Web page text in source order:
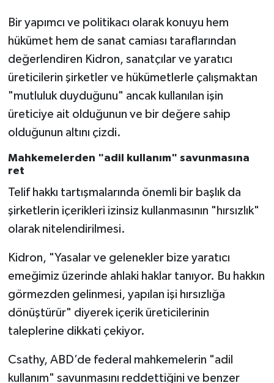
Bir yapımcı ve politikacı olarak konuyu hem
hükümet hem de sanat camiası taraflarından
değerlendiren Kidron, sanatçılar ve yaratıcı
üreticilerin şirketler ve hükümetlerle çalışmaktan
"mutluluk duyduğunu" ancak kullanılan işin
üreticiye ait olduğunun ve bir değere sahip
olduğunun altını çizdi.
Mahkemelerden "adil kullanım" savunmasına
ret
Telif hakkı tartışmalarında önemli bir başlık da
şirketlerin içerikleri izinsiz kullanmasının "hırsızlık"
olarak nitelendirilmesi.
Kidron, "Yasalar ve gelenekler bize yaratıcı
emeğimiz üzerinde ahlaki haklar tanıyor. Bu hakkın
görmezden gelinmesi, yapılan işi hırsızlığa
dönüştürür" diyerek içerik üreticilerinin
taleplerine dikkati çekiyor.
Csathy, ABD’de federal mahkemelerin "adil
kullanım" savunmasını reddettiğini ve benzer